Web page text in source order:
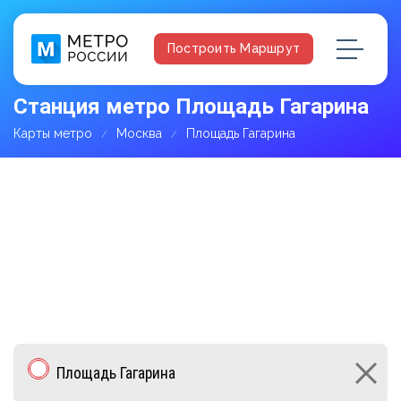
Построить Маршрут
Станция метро Площадь Гагарина
Карты метро Москва Площадь Гагарина